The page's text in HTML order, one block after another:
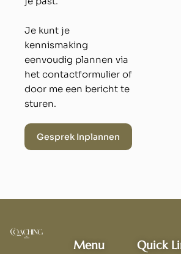
Je kunt je
kennismaking
eenvoudig plannen via
het contactformulier of
door me een bericht te
sturen.
Gesprek Inplannen
Menu Quick